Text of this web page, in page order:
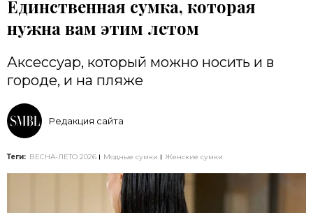
Единственная сумка, которая
нужна вам этим летом
Аксессуар, который можно носить и в
городе, и на пляже
Редакция сайта
Теги: ВЕСНА-ЛЕТО 2026 Модные сумки Женские сумки